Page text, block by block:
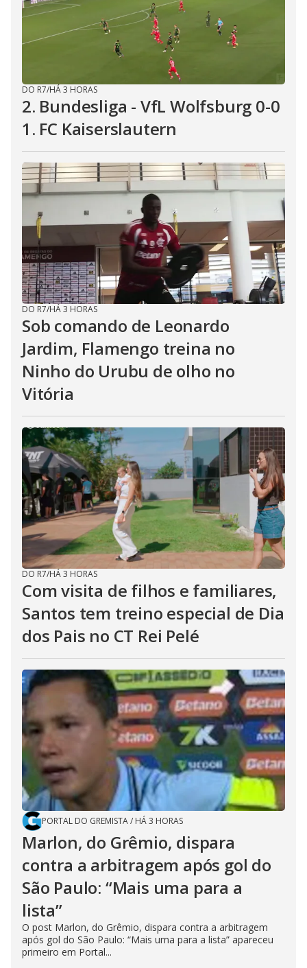
DO R7/HÁ 3 HORAS
2. Bundesliga - VfL Wolfsburg 0-0
1. FC Kaiserslautern
DO R7/HÁ 3 HORAS
Sob comando de Leonardo
Jardim, Flamengo treina no
Ninho do Urubu de olho no
Vitória
DO R7/HÁ 3 HORAS
Com visita de filhos e familiares,
Santos tem treino especial de Dia
dos Pais no CT Rei Pelé
PORTAL DO GREMISTA/ HÁ 3 HORAS
Marlon, do Grêmio, dispara
contra a arbitragem após gol do
São Paulo: “Mais uma para a
lista”
O post Marlon, do Grêmio, dispara contra a arbitragem
após gol do São Paulo: “Mais uma para a lista” apareceu
primeiro em Portal...